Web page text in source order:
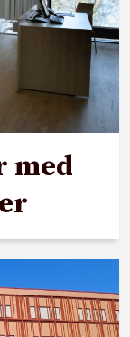
med